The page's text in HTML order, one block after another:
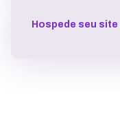
Hospede seu site